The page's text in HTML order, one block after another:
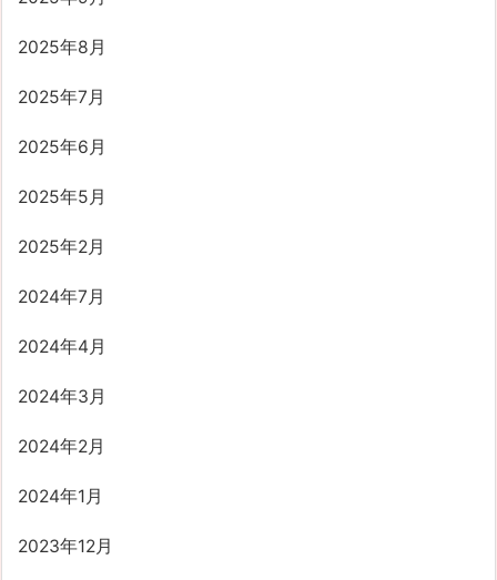
2025年8月
2025年7月
2025年6月
2025年5月
2025年2月
2024年7月
2024年4月
2024年3月
2024年2月
2024年1月
2023年12月